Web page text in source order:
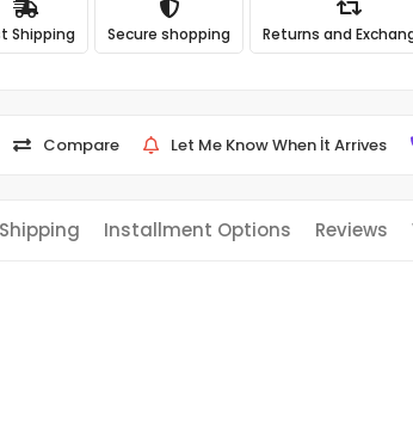
Shipping Secure shopping Returns and
Compare Let Me Know When İt Arrives
Installment Options Reviews